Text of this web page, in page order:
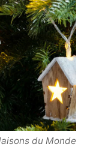
du Monde